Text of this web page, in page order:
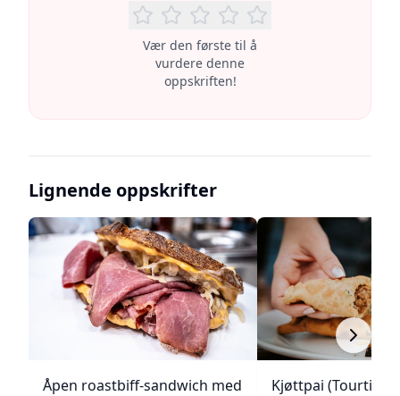
Vær den første til å
vurdere denne
oppskriften!
Lignende oppskrifter
Åpen roastbiff-sandwich med
Kjøttpai